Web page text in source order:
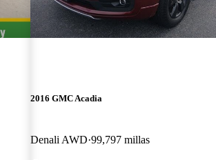
2016 GMC Acadia
Denali AWD 99,797 millas